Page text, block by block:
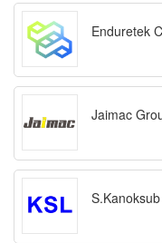
Enduretek
Jaimac